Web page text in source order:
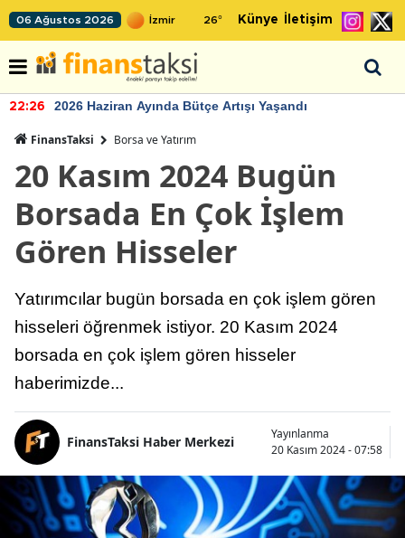
06 Ağustos 2026 26° Künye İletişim
22:26 2026 Haziran Ayında Bütçe Artışı Yaşandı
FinansTaksi Borsa ve Yatırım
20 Kasım 2024 Bugün
Borsada En Çok İşlem
Gören Hisseler
Yatırımcılar bugün borsada en çok işlem gören
hisseleri öğrenmek istiyor. 20 Kasım 2024
borsada en çok işlem gören hisseler
haberimizde...
FinansTaksi Haber Merkezi
Yayınlanma
20 Kasım 2024 - 07:58